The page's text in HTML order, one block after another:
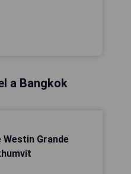
a Bangkok
Westin Grande